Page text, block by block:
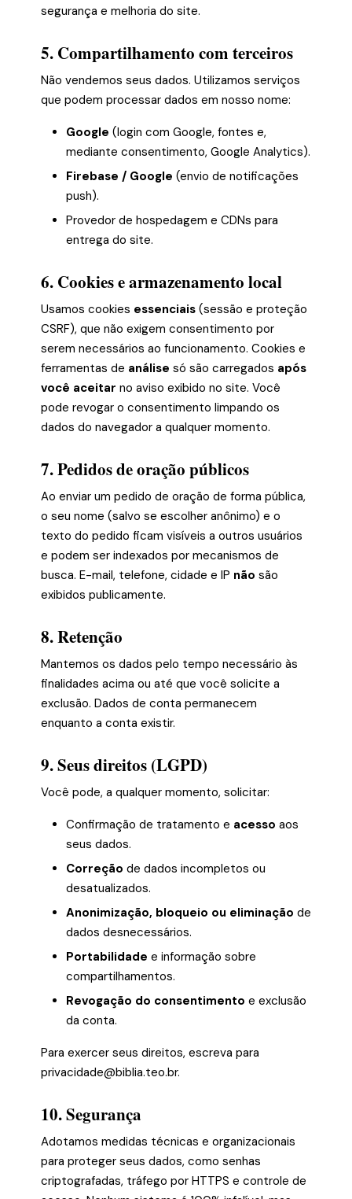
segurança e melhoria do site.
5. Compartilhamento com terceiros
Não vendemos seus dados. Utilizamos serviços
que podem processar dados em nosso nome:
Google (login com Google, fontes e,
mediante consentimento, Google Analytics).
Firebase / Google (envio de notificações
push).
Provedor de hospedagem e CDNs para
entrega do site.
6. Cookies e armazenamento local
Usamos cookies essenciais (sessão e proteção
CSRF), que não exigem consentimento por
serem necessários ao funcionamento. Cookies e
ferramentas de análise só são carregados após
você aceitar no aviso exibido no site. Você
pode revogar o consentimento limpando os
dados do navegador a qualquer momento.
7. Pedidos de oração públicos
Ao enviar um pedido de oração de forma pública,
o seu nome (salvo se escolher anônimo) e o
texto do pedido ficam visíveis a outros usuários
e podem ser indexados por mecanismos de
busca. E-mail, telefone, cidade e IP não são
exibidos publicamente.
8. Retenção
Mantemos os dados pelo tempo necessário às
finalidades acima ou até que você solicite a
exclusão. Dados de conta permanecem
enquanto a conta existir.
9. Seus direitos (LGPD)
Você pode, a qualquer momento, solicitar:
Confirmação de tratamento e acesso aos
seus dados.
Correção de dados incompletos ou
desatualizados.
Anonimização, bloqueio ou eliminação de
dados desnecessários.
Portabilidade e informação sobre
compartilhamentos.
Revogação do consentimento e exclusão
da conta.
Para exercer seus direitos, escreva para
privacidade@biblia.teo.br.
10. Segurança
Adotamos medidas técnicas e organizacionais
para proteger seus dados, como senhas
criptografadas, tráfego por HTTPS e controle de